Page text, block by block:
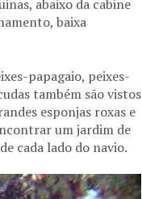
abaixo da cabine
baixa
papagaio, peixes-
também são vistos
esponjas roxas e
um jardim de
cada lado do navio.